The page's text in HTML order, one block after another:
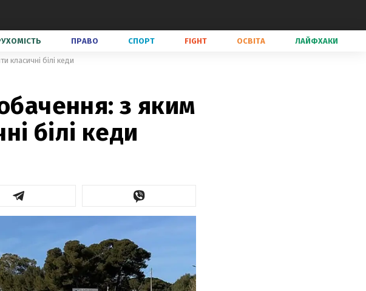
ПРАВО СПОРТ FIGHT ОСВІТА ЛАЙФХАКИ
класичні білі кеди
з яким
білі кеди